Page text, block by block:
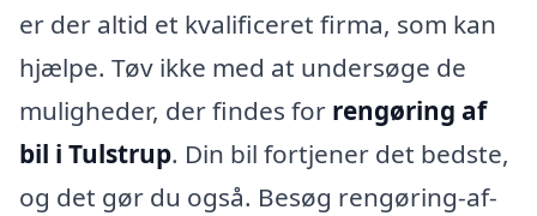
er der altid et kvalificeret firma, som kan
hjælpe. Tøv ikke med at undersøge de
muligheder, der findes for rengøring af
bil i Tulstrup. Din bil fortjener det bedste,
og det gør du også. Besøg rengøring-af-